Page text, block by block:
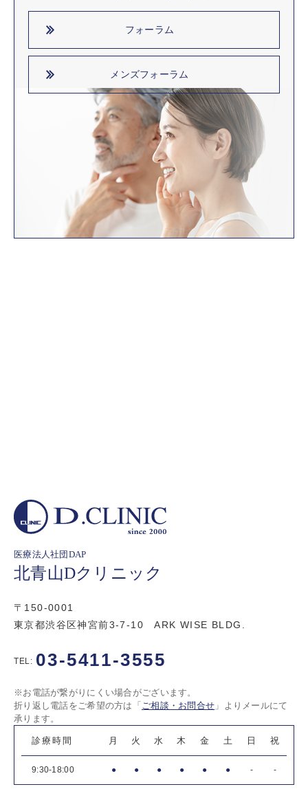
フォーラム
メンズフォーラム
医療法人社団DAP
北青山Dクリニック
〒150-0001
東京都渋谷区神宮前3-7-10 ARK WISE BLDG.
TEL: 03-5411-3555
※お電話が繋がりにくい場合がございます。
折り返し電話をご希望の方は「 ご相談・お問合せ 」よりメールにて
承ります。
診療時間 月 火 水 木 金 土 日 祝
9:30-18:00 ● ● ● ● ● ● - -